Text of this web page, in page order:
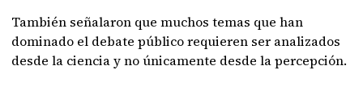
También señalaron que muchos temas que han
dominado el debate público requieren ser analizados
desde la ciencia y no únicamente desde la percepción.